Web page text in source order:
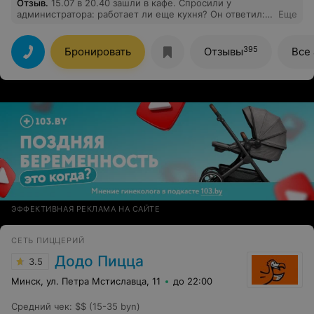
Отзыв. 15.07 в 20.40 зашли в кафе. Спросили у
администратора: работает ли еще кухня? Он ответил:
столиков. Научите,пожалуйста, своего администратора
хотя бы врать убедительно! У ребенка было день
рождения и он очень хотел именно в ваше
кафе,спасибо за испорченный вечер!
Еще
Бронировать Отзывы395 Все
ЭФФЕКТИВНАЯ РЕКЛАМА НА САЙТЕ
СЕТЬ ПИЦЦЕРИЙ
3.5 Додо Пицца
Минск, ул. Петра Мстиславца, 11 до 22:00
Средний чек: $$ (15-35 byn)